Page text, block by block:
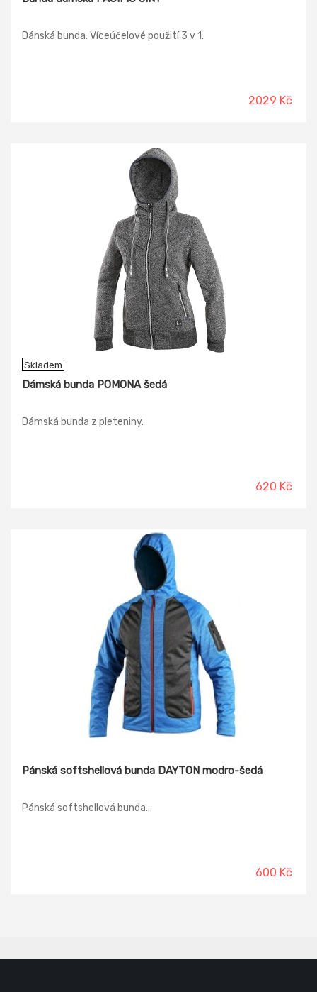
Dánská bunda. Víceúčelové použití 3 v 1.
2029 Kč
Skladem
Dámská bunda POMONA šedá
Dámská bunda z pleteniny.
620 Kč
Pánská softshellová bunda DAYTON modro-šedá
Pánská softshellová bunda...
600 Kč